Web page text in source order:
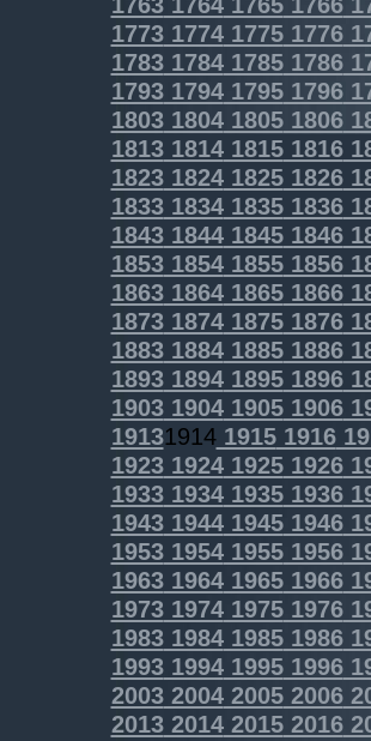
1773177417751776
1783178417851786
1793179417951796
1803180418051806
1813181418151816
1823182418251826
1833183418351836
1843184418451846
1853185418551856
1863186418651866
1873187418751876
1883188418851886
1893189418951896
1903190419051906
1913191419151916
1923192419251926
1933193419351936
1943194419451946
1953195419551956
1963196419651966
1973197419751976
1983198419851986
1993199419951996
2003200420052006
2013201420152016